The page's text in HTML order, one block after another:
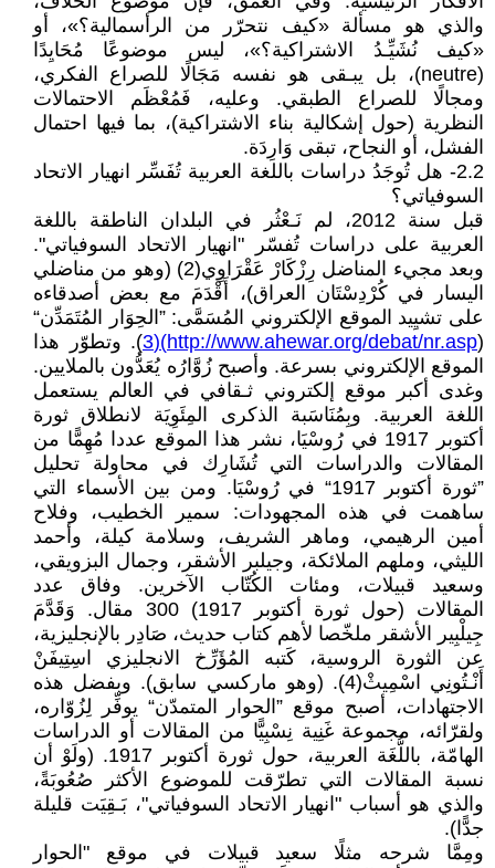
والذي هو مسألة «كيف نتحرّر من الرأسمالية؟»، أو
«كيف نُشَيِّـدُ الاشتراكية؟»، ليس موضوعًا مُحَايِدًا
(neutre)، بل يبـقى هو نفسه مَجَالًا للصراع الفكري،
ومجالًا للصراع الطبقي. وعليه، فَمُعْظَم الاحتمالات
النظرية (حول إشكالية بناء الاشتراكية)، بما فيها احتمال
الفشل، أو النجاح، تبقى وَارِدَة.
2.2- هل تُوجَدُ دراسات باللغة العربية تُفَسِّر انهيار الاتحاد
السوفياتي؟
قبل سنة 2012، لم نَـعْثُر في البلدان الناطقة باللغة
العربية على دراسات تُفسّر "انهيار الاتحاد السوفياتي".
وبعد مجيء المناضل رِزْكَارْ عَقْرَاوِي(2) (وهو من مناضلي
اليسار في كُرْدِسْتَان العراق)، أَقْدَمَ مع بعض أصدقاءه
على تشيِيد الموقع الإلكتروني المُسَمَّى: ”الحِوَار المُتَمَدِّن“
(
http://www.ahewar.org/debat/nr.asp)(3
). وتطوّر هذا
الموقع الإلكتروني بسرعة. وأصبح زُوَّارُه يُعَدُّون بالملايين.
وغدى أكبر موقع إلكتروني ثـقافي في العالم يستعمل
اللغة العربية. وبِمُنَاسَبة الذكرى المِئَوِيَة لانطلاق ثورة
أكتوبر 1917 في رُوسْيَا، نشر هذا الموقع عددا مُهِمًّا من
المقالات والدراسات التي تُشَارِك في محاولة تحليل
”ثورة أكتوبر 1917“ في رُوسْيَا. ومن بين الأسماء التي
ساهمت في هذه المجهودات: سمير الخطيب، وفلاح
أمين الرهيمي، وماهر الشريف، وسلامة كيلة، وأحمد
الليثي، وملهم الملائكة، وجيلبر الأشقر، وجمال البزويقي،
وسعيد قبيلات، ومئات الكُتّاب الآخرين. وفاق عدد
المقالات (حول ثورة أكتوبر 1917) 300 مقال. وَقَدَّمَ
جِيلْبِير الأشقر ملخّصا لأهم كتاب حديث، صَادِر بالإنجليزية،
عن الثورة الروسية، كَتبه المُؤَرِّخ الانجليزي اسِتِيفَنْ
أَنْـتُونِي اسْمِيثْ(4). (وهو ماركسي سابق). وبفضل هذه
الاجتهادات، أصبح موقع ”الحوار المتمدّن“ يوفِّر لِزُوّاره،
ولقرّائه، مجموعة غَنِية نِسْبِيًّا من المقالات أو الدراسات
الهامّة، باللُّغَة العربية، حول ثورة أكتوبر 1917. (ولَوْ أن
نسبة المقالات التي تطرّقت للموضوع الأكثر صُعُوبَةً،
والذي هو أسباب "انهيار الاتحاد السوفياتي"، بَـقِيَت قليلة
جدًّا).
ومِمَّا شرحه مثلًا سعيد قبيلات في موقع "الحوار